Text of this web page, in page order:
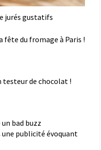
jurés gustatifs
fête du fromage à Paris !
testeur de chocolat !
un bad buzz
une publicité évoquant